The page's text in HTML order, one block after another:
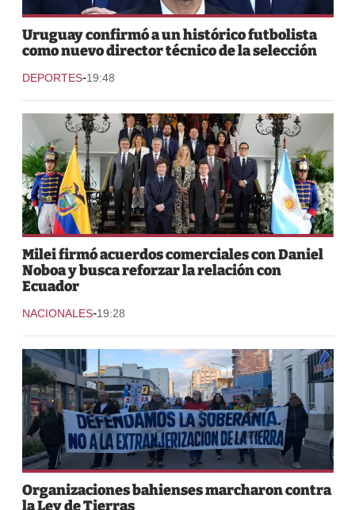
Uruguay confirmó a un histórico futbolista
como nuevo director técnico de la selección
DEPORTES-19:48
Milei firmó acuerdos comerciales con Daniel
Noboa y busca reforzar la relación con
Ecuador
NACIONALES-19:28
Organizaciones bahienses marcharon contra
la Ley de Tierras